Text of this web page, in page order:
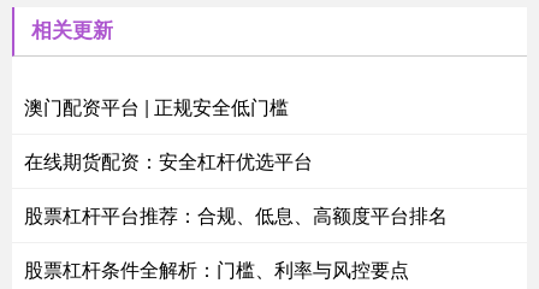
相关更新
澳门配资平台 | 正规安全低门槛
在线期货配资：安全杠杆优选平台
股票杠杆平台推荐：合规、低息、高额度平台排名
股票杠杆条件全解析：门槛、利率与风控要点